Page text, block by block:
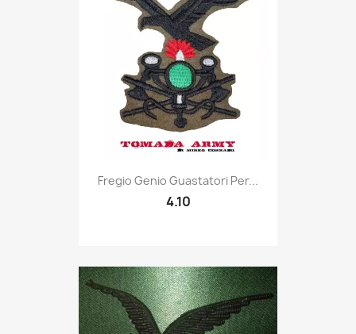
Quick view
Fregio Genio Guastatori Per...
4.10